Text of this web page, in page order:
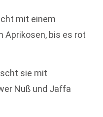
mit einem
Aprikosen, bis es rot
sie mit
Nuß und Jaffa